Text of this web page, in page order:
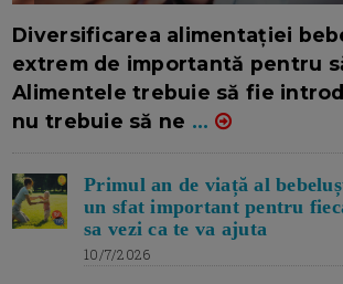
Diversificarea alimentației
extrem de importantă pentru
Alimentele trebuie să fie
nu trebuie să ne ...
Primul an de viață al
un sfat important pentru
sa vezi ca te va ajuta
10/7/2026